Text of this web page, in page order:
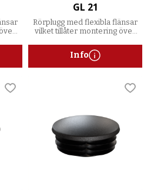
GL 21
Rörplugg med flexibla flänsar
vilket tillåter montering över
Info
Lägg till i favoriter